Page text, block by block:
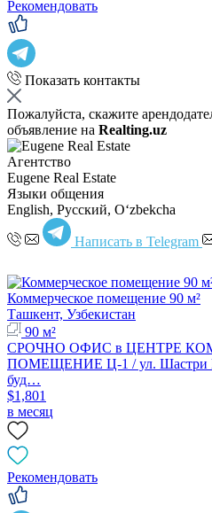
Рекомендовать
Показать контакты
Пожалуйста, скажите
объявление на Realting.uz
Агентство
Eugene Real Estate
Языки общения
English, Русский, Oʻzbekcha
Написать в Telegram
Коммерческое помещение 90 м²
Ташкент, Узбекистан
90 м²
СРОЧНО ОФИС в ЦЕНТРЕ
ПОМЕЩЕНИЕ Ц-1 / ул. Шастри
буд…
$1,801
в месяц
Рекомендовать